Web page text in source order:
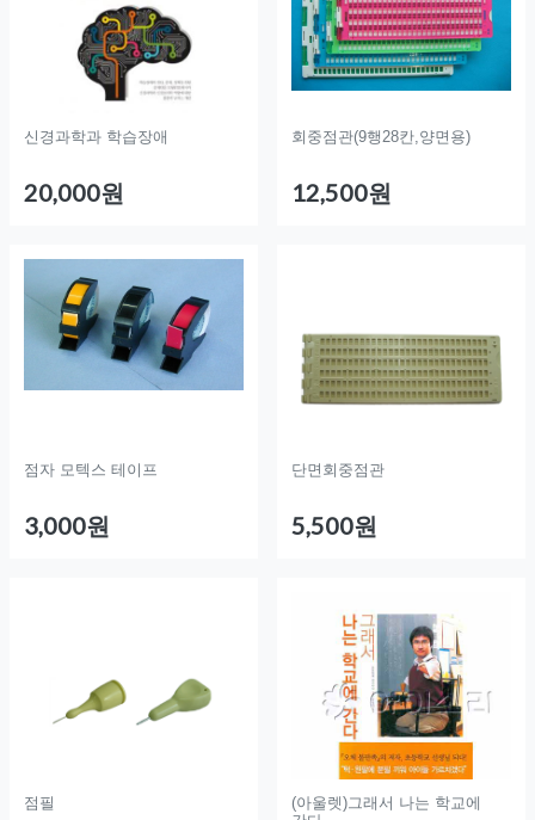
신경과학과 학습장애
20,000원
회중점관(9행28칸,양면용)
12,500원
점자 모텍스 테이프
3,000원
단면회중점관
5,500원
점필
(아울렛)그래서 나는 학교에